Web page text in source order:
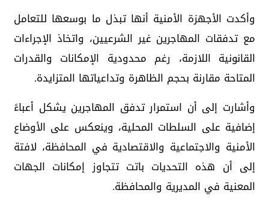
وأكدت الأجهزة الأمنية أنها تبذل ما بوسعها للتعامل
مع تدفقات المهاجرين غير الشرعيين، واتخاذ الإجراءات
القانونية اللازمة، رغم محدودية الإمكانات والقدرات
المتاحة مقارنة بحجم الظاهرة وتداعياتها المتزايدة.
وأشارت إلى أن استمرار تدفق المهاجرين يشكل أعباءً
إضافية على السلطات المحلية، وينعكس على الأوضاع
الأمنية والاجتماعية والاقتصادية في المحافظة، لافتة
إلى أن هذه التحديات باتت تتجاوز إمكانات الجهات
المعنية في المديرية والمحافظة.